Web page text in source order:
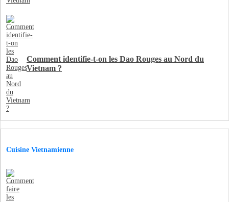
Comment identifie-t-on les Dao Rouges au Nord du
Vietnam ?
Cuisine Vietnamienne